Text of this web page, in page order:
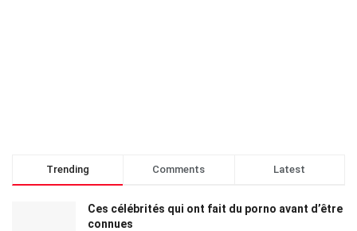
Trending Comments Latest
Ces célébrités qui ont fait du porno avant d’être
connues